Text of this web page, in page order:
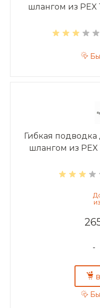
шлангом из PEX
Гибкая
шлангом из PEX
-